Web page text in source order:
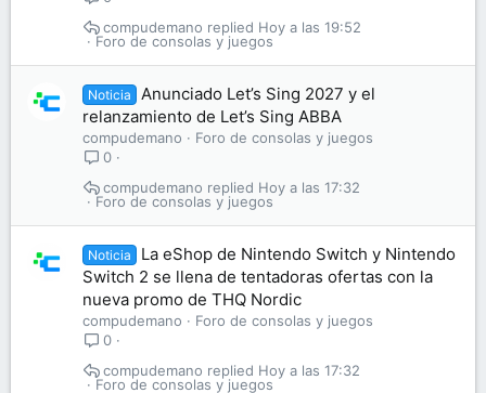
Foro de consolas y juegos
Hoy a las 19:52
compudemano
Noticia
Anunciado Let’s Sing 2027 y el
relanzamiento de Let’s Sing ABBA
compudemano
Foro de consolas y juegos
0
Foro de consolas y juegos
Hoy a las 17:32
compudemano
Noticia
La eShop de Nintendo Switch y Nintendo
Switch 2 se llena de tentadoras ofertas con la
nueva promo de THQ Nordic
compudemano
Foro de consolas y juegos
0
Foro de consolas y juegos
Hoy a las 17:32
compudemano